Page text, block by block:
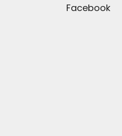
Facebook